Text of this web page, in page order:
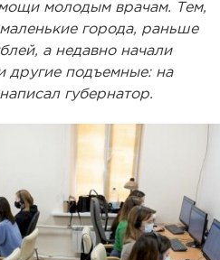
молодым врачам. Тем,
города, раньше
а недавно начали
другие подъемные: на
губернатор.